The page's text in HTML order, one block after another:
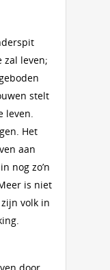
zal leven;
stelt
leven.
Het
aan
nog zo’n
is niet
volk in